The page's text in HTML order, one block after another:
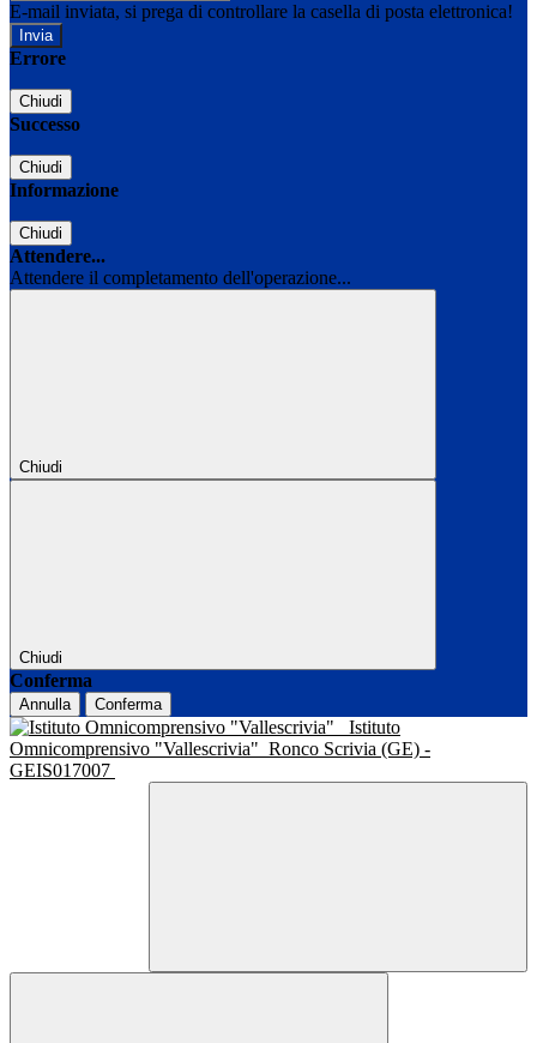
E-mail inviata, si prega di controllare la casella di posta elettronica!
Errore
Chiudi
Successo
Chiudi
Informazione
Chiudi
Attendere...
Attendere il completamento dell'operazione...
Chiudi
Chiudi
Conferma
Annulla Conferma
Istituto
Omnicomprensivo "Vallescrivia" Ronco Scrivia (GE) -
GEIS017007